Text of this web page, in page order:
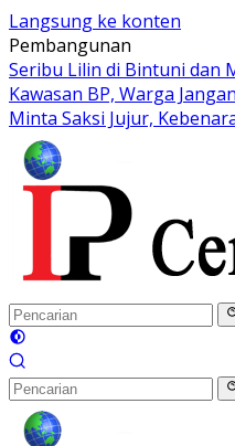
Langsung ke konten
Pembangunan
Seribu Lilin di Bintuni dan
Kawasan BP, Warga
Minta Saksi Jujur,